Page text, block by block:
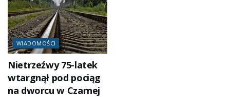
WIADOMOŚCI
Nietrzeźwy 75-latek
wtargnął pod pociąg
na dworcu w Czarnej